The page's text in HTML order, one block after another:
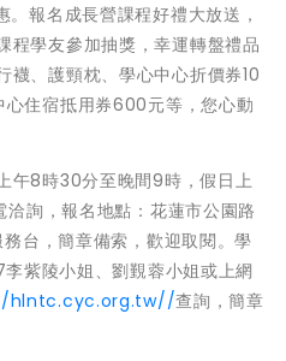
報名成長營課程好禮大放送，
程學友參加抽獎，幸運轉盤禮品
襪、護頸枕、學心中心折價券10
住宿抵用券600元等，您心動
午8時30分至晚間9時，假日上
詢，報名地點：花蓮市公園路
台，簡章備索，歡迎取閱。學
紫陵小姐、劉覲蓉小姐或上網
hlntc.cyc.org.tw//查詢，簡章